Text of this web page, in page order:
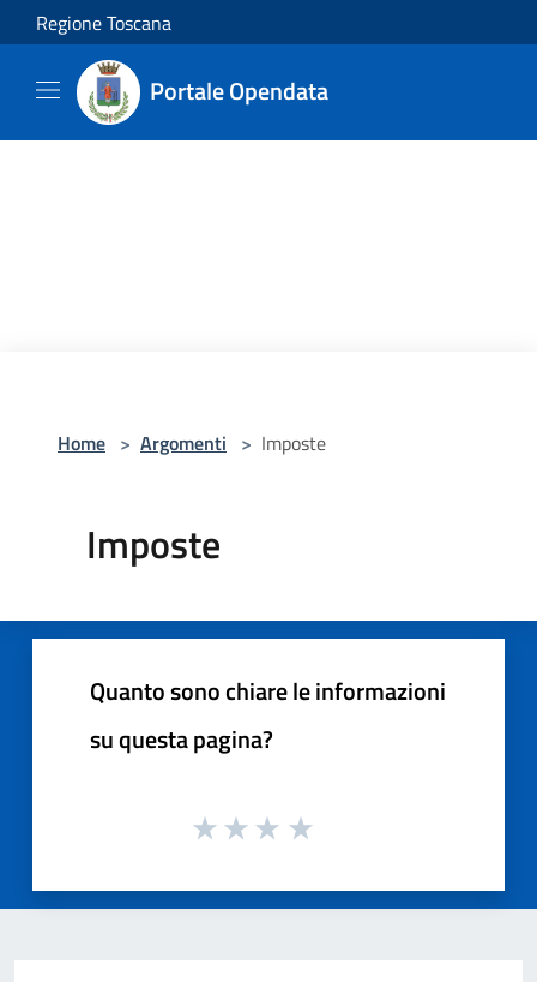
Salta al contenuto principale
Regione Toscana
Portale Opendata
Home > Argomenti > Imposte
Imposte
Quanto sono chiare le informazioni
su questa pagina?